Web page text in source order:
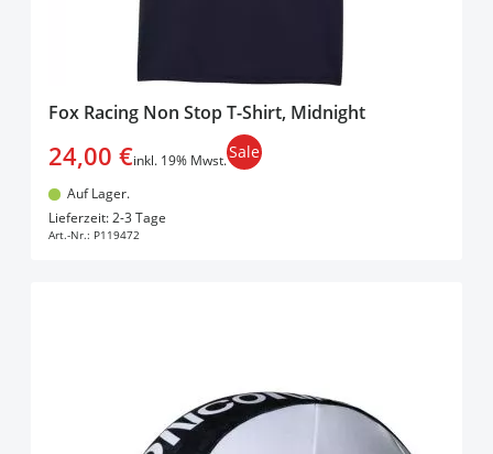
Fox Racing Non Stop T-Shirt, Midnight
24,00 €inkl. 19% Mwst.Sale
Auf Lager.
Lieferzeit: 2-3 Tage
Art.-Nr.: P119472